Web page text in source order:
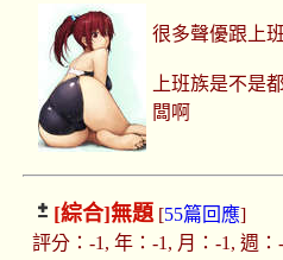
很多聲優跟上
上班族是不是
闆啊
[綜合]無題[55篇回應]
評分：-1, 年：-1, 月：-1, 週：